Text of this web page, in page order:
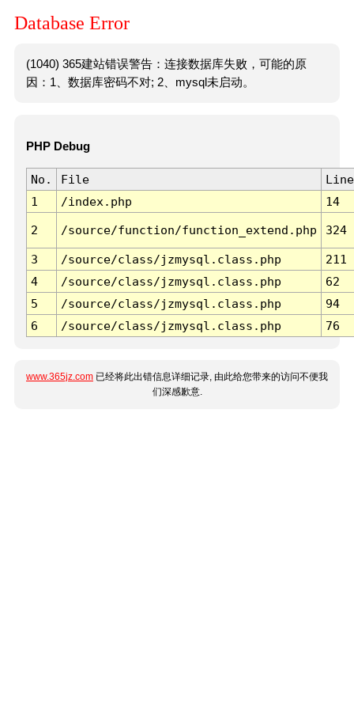
Database Error
(1040) 365建站错误警告：连接数据库失败，可能的原
因：1、数据库密码不对; 2、mysql未启动。
PHP Debug
No. File
Line
1
/index.php 14
2 /source/function/function_extend.php 324
3 /source/class/jzmysql.class.php
211
4
/source/class/jzmysql.class.php
62
5
/source/class/jzmysql.class.php
94
6
/source/class/jzmysql.class.php 76
www.365jz.com 已经将此出错信息详细记录, 由此给您带来的访问不便我
们深感歉意.